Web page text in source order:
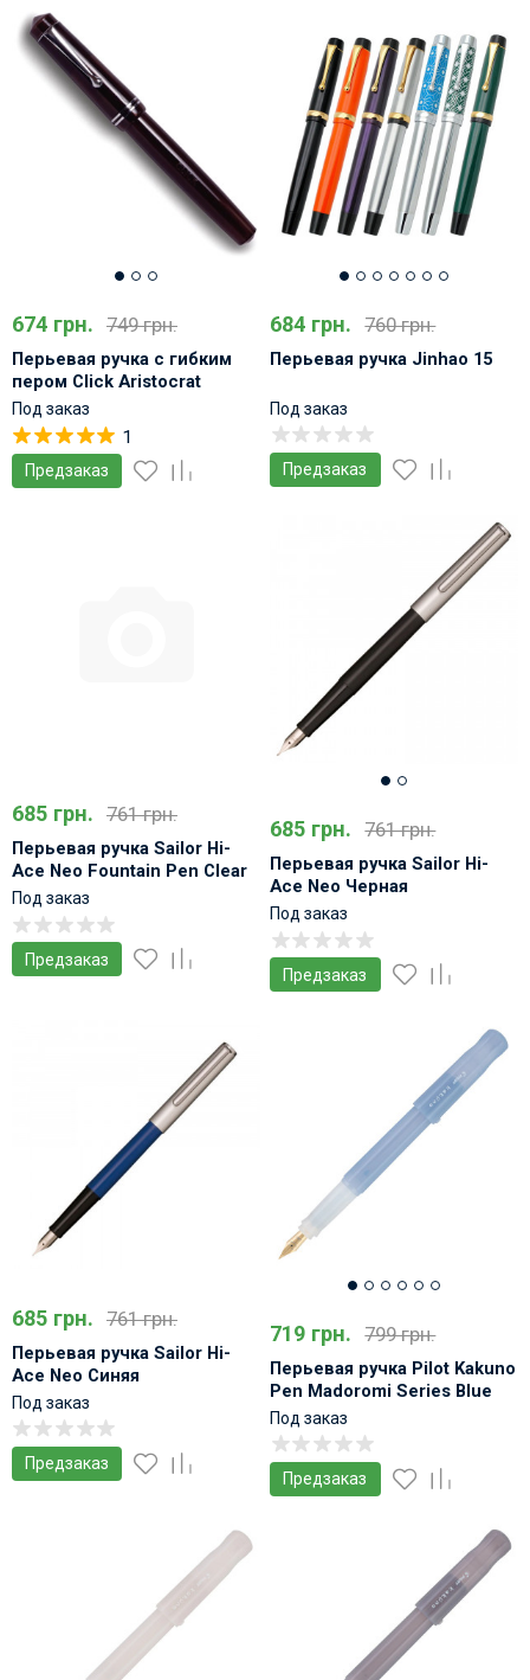
674 грн. 749 грн.
Перьевая ручка с гибким
пером Click Aristocrat
Smoke Black
Под заказ
1
Предзаказ
684 грн. 760 грн.
Перьевая ручка Jinhao 15
Под заказ
Предзаказ
685 грн. 761 грн.
Перьевая ручка Sailor Hi-
Ace Neo Fountain Pen Clear
Под заказ
Предзаказ
685 грн. 761 грн.
Перьевая ручка Sailor Hi-
Ace Neo Черная
Под заказ
Предзаказ
685 грн. 761 грн.
Перьевая ручка Sailor Hi-
Ace Neo Синяя
Под заказ
Предзаказ
719 грн. 799 грн.
Перьевая ручка Pilot Kakuno
Pen Madoromi Series Blue
Под заказ
Предзаказ